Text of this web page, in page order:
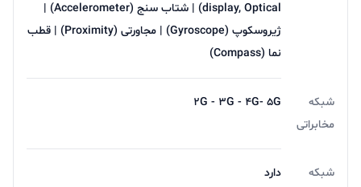
display, Optical) | شتاب سنج (Accelerometer) |
ژیروسکوپ (Gyroscope) | مجاورتی (Proximity) | قطب
نما (Compass)
شبکه
مخابراتی
2G - 3G - 4G- 5G
شبکه
دارد